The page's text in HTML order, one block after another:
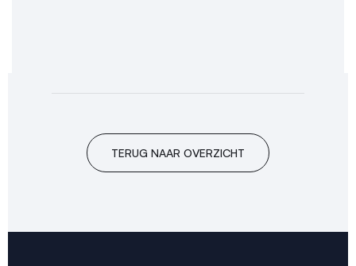
TERUG NAAR OVERZICHT